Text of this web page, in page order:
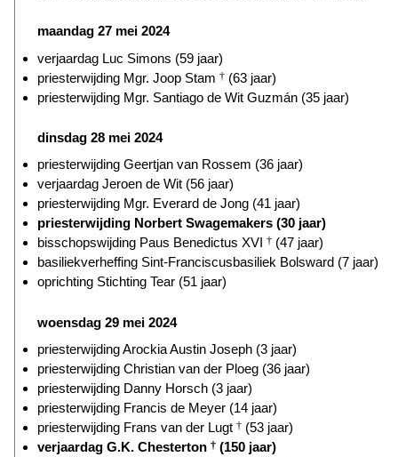
maandag 27 mei 2024
verjaardag Luc Simons (59 jaar)
priesterwijding Mgr. Joop Stam † (63 jaar)
priesterwijding Mgr. Santiago de Wit Guzmán (35 jaar)
dinsdag 28 mei 2024
priesterwijding Geertjan van Rossem (36 jaar)
verjaardag Jeroen de Wit (56 jaar)
priesterwijding Mgr. Everard de Jong (41 jaar)
priesterwijding Norbert Swagemakers (30 jaar)
bisschopswijding Paus Benedictus XVI † (47 jaar)
basiliekverheffing Sint-Franciscusbasiliek Bolsward (7 jaar)
oprichting Stichting Tear (51 jaar)
woensdag 29 mei 2024
priesterwijding Arockia Austin Joseph (3 jaar)
priesterwijding Christian van der Ploeg (36 jaar)
priesterwijding Danny Horsch (3 jaar)
priesterwijding Francis de Meyer (14 jaar)
priesterwijding Frans van der Lugt † (53 jaar)
verjaardag G.K. Chesterton † (150 jaar)